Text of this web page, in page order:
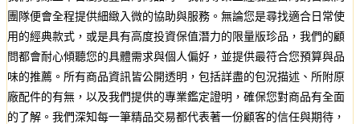
團隊便會全程提供細緻入微的協助與服務。無論您是尋找適合日常使
用的經典款式，或是具有高度投資保值潛力的限量版珍品，我們的顧
問都會耐心傾聽您的具體需求與個人偏好，並提供最符合您預算與品
味的推薦。所有商品資訊皆公開透明，包括詳盡的包況描述、所附原
廠配件的有無，以及我們提供的專業鑑定證明，確保您對商品有全面
的了解。我們深知每一筆精品交易都代表著一份顧客的信任與期待，